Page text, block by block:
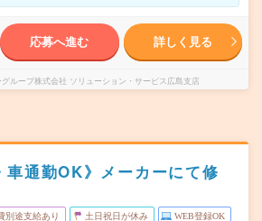
応募へ進む 詳しく見る
グループ株式会社 ソリューション・サービス広島支店
車通勤OK》メーカーにて修
別途支給あり 土日祝日が休み WEB登録OK